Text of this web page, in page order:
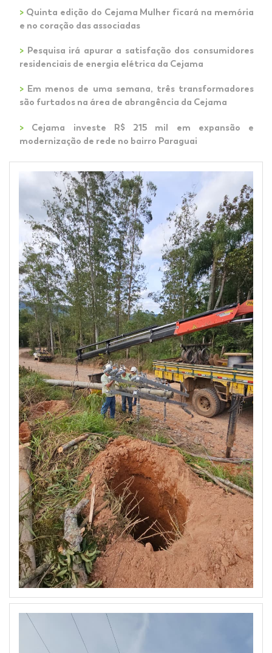
> Quinta edição do Cejama Mulher ficará na memória
e no coração das associadas
> Pesquisa irá apurar a satisfação dos consumidores
residenciais de energia elétrica da Cejama
> Em menos de uma semana, três transformadores
são furtados na área de abrangência da Cejama
>
Cejama investe R$ 215 mil em expansão e
modernização de rede no bairro Paraguai